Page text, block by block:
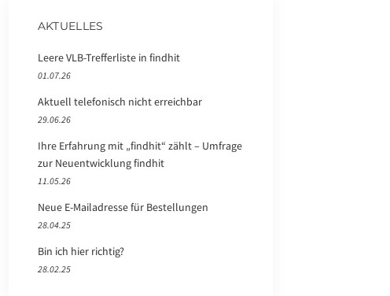
AKTUELLES
Leere VLB-Trefferliste in findhit
01.07.26
Aktuell telefonisch nicht erreichbar
29.06.26
Ihre Erfahrung mit „findhit“ zählt – Umfrage
zur Neuentwicklung findhit
11.05.26
Neue E-Mailadresse für Bestellungen
28.04.25
Bin ich hier richtig?
28.02.25